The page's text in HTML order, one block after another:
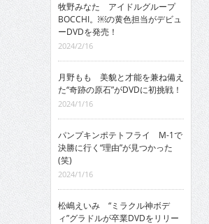
牧野みなた アイドルグループ
BOCCHI。￼の黄色担当がデビュ
ーDVDを発売！
2024/2/16
月野もも 美貌と才能を兼ね備え
た“奇跡の原石”がDVDに初挑戦！
2024/1/16
パンプキンポテトフライ M-1で
決勝に行く“理由”が見つかった
(笑)
2024/1/16
松嶋えいみ “ミラクル神ボデ
ィ”グラドルが卒業DVDをリリー